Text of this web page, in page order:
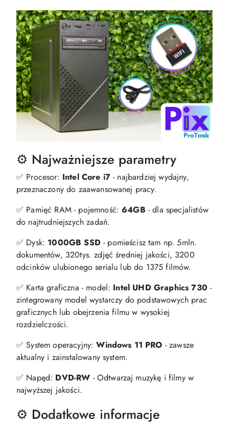
⚙️ Najważniejsze parametry
✅ Procesor: Intel Core i7 - najbardziej wydajny,
przeznaczony do zaawansowanej pracy.
✅ Pamięć RAM - pojemność:64GB - dla specjalistów
do najtrudniejszych zadań.
✅ Dysk: 1000GB SSD- pomieścisz tam np. 5mln.
dokumentów, 320tys. zdjęć średniej jakości, 3200
odcinków ulubionego serialu lub do 1375 filmów.
✅ Karta graficzna - model: Intel UHD Graphics 730-
zintegrowany model wystarczy do podstawowych prac
graficznych lub obejrzenia filmu w wysokiej
rozdzielczości.
✅ System operacyjny:Windows 11 PRO - zawsze
aktualny i zainstalowany system.
✅ Napęd: DVD-RW - Odtwarzaj muzykę i filmy w
najwyższej jakości.
⚙️ Dodatkowe informacje